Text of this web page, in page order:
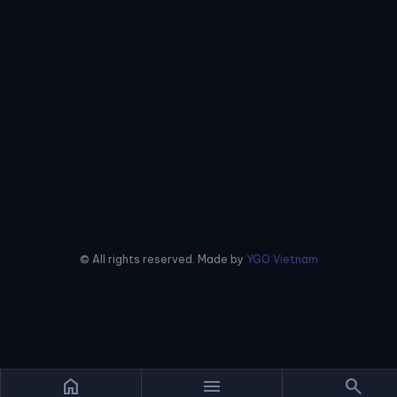
home menu search
© All rights reserved. Made by YGO Vietnam